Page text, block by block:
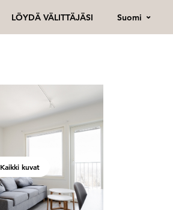
LÖYDÄ VÄLITTÄJÄSI Suomi
Kaikki kuvat